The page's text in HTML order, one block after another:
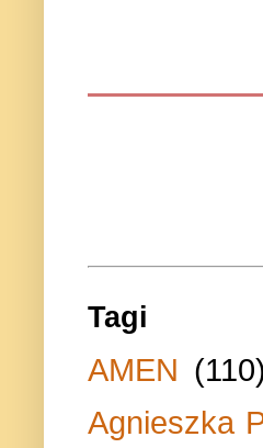
Tagi
AMEN (110)
Agnieszka